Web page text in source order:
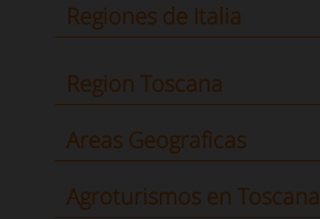
Regiones de Italia
Region Toscana
Areas Geograficas
Agroturismos en Toscana